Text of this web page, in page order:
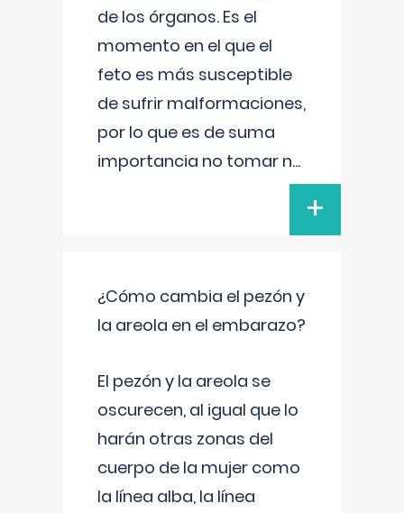
de los órganos. Es el
momento en el que el
feto es más susceptible
de sufrir malformaciones,
por lo que es de suma
importancia no tomar n...
+
¿Cómo cambia el pezón y
la areola en el embarazo?
El pezón y la areola se
oscurecen, al igual que lo
harán otras zonas del
cuerpo de la mujer como
la línea alba, la línea